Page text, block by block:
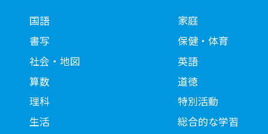
国語
書写
社会・地図
算数
理科
生活
家庭
保健・体育
英語
道徳
特別活動
総合的な学習